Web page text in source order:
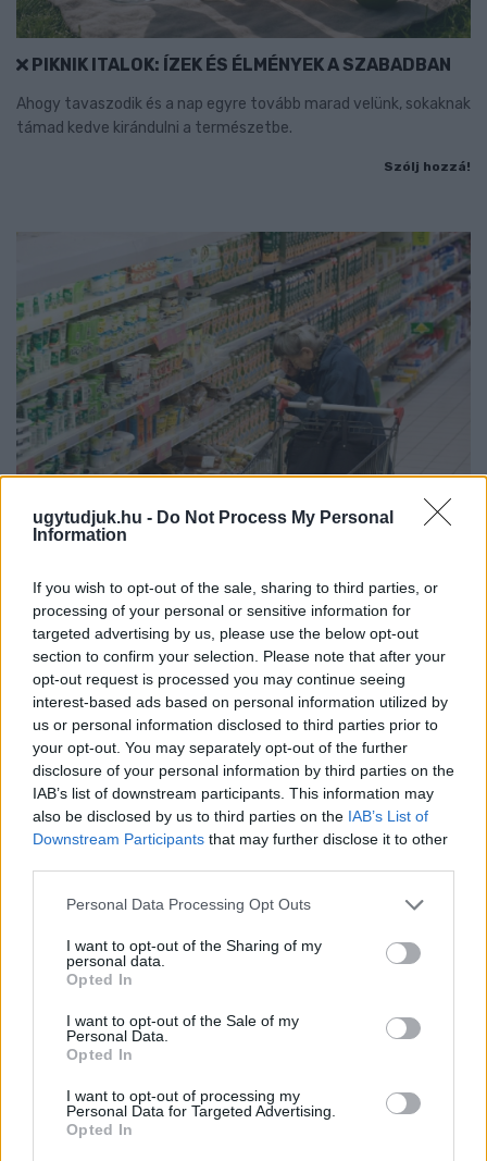
ugytudjuk.hu - Do Not Process My Personal
Information
If you wish to opt-out of the sale, sharing to third parties, or
processing of your personal or sensitive information for
targeted advertising by us, please use the below opt-out
section to confirm your selection. Please note that after your
opt-out request is processed you may continue seeing
interest-based ads based on personal information utilized by
us or personal information disclosed to third parties prior to
your opt-out. You may separately opt-out of the further
disclosure of your personal information by third parties on the
IAB’s list of downstream participants. This information may
also be disclosed by us to third parties on the IAB’s List of
Downstream Participants that may further disclose it to other
Please note that this website/app uses one or more Google
not limited to your visit or usage behaviour. You may click to
grant or deny consent to Google and its third-party tags to
use your data for below specified purposes in below Google
consent section.
Personal Data Processing Opt Outs
I want to opt-out of the Sharing of my
personal data.
Opted In
I want to opt-out of the Sale of my
Personal Data.
Opted In
I want to opt-out of processing my
Personal Data for Targeted Advertising.
Opted In
PIKNIK ITALOK: ÍZEK ÉS ÉLMÉNYEK A SZABADBAN
Ahogy tavaszodik és a nap egyre tovább marad velünk, sokaknak
támad kedve kirándulni a természetbe.
Szólj hozzá!
Júliusban mindössze 1,2 százalékkal emelkedtek éves
összevetésben a fogyasztói árak, miközben az élelmiszerek ára
már csökkent.
Szólj hozzá!
A BAROKK ÖSSZES ÁRNYALATA ÉS MÉG EGY SOR
KIVÁLÓ PROGRAM VÁR MINDENKIT EZEN A HÉTVÉGÉN
GYŐRBEN